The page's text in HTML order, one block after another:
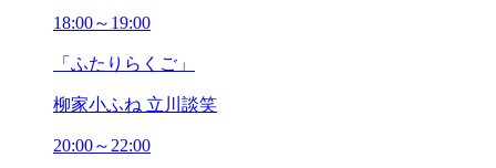
2019年08月
2019年07月
2019年06月
2019年05月
2019年03月
18:00～19:00
「ふたりらくご」
柳家小ふね 立川談笑
20:00～22:00